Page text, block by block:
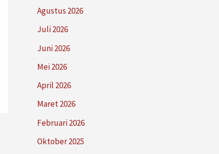
Agustus 2026
Juli 2026
Juni 2026
Mei 2026
April 2026
Maret 2026
Februari 2026
Oktober 2025